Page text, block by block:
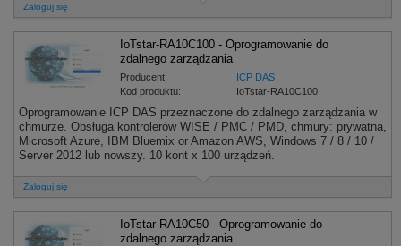
Zaloguj się
IoTstar-RA10C100 - Oprogramowanie do
zdalnego zarządzania
Producent:
ICP DAS
Kod produktu:
IoTstar-RA10C100
Oprogramowanie ICP DAS przeznaczone do zdalnego zarządzania w
chmurze. Obsługa kontrolerów WISE / PMC / PMD, chmury: prywatna,
Microsoft Azure, IBM Bluemix or Amazon AWS, Windows 7 / 8 / 10 /
Server 2012 lub nowszy. 10 kont x 100 urządzeń.
Zaloguj się
IoTstar-RA10C50 - Oprogramowanie do
zdalnego zarządzania